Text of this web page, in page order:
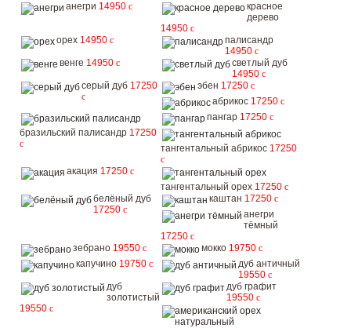
анегри 14950 c
красное
дерево
14950 c
орех 14950 c
палисандр
14950 c
венге 14950 c
светлый дуб
14950 c
серый дуб 17250
c
эбен 17250 c
абрикос 17250 c
бразильский палисандр 17250
c
пангар 17250 c
тангентальный абрикос 17250
c
акация 17250 c
тангентальный орех 17250 c
белёный дуб
17250 c
каштан 17250 c
анегри
тёмный
17250 c
зебрано 19550 c мокко 19750 c
капучино 19750 c
дуб античный
19550 c
дуб
золотистый
19550 c
дуб графит
19550 c